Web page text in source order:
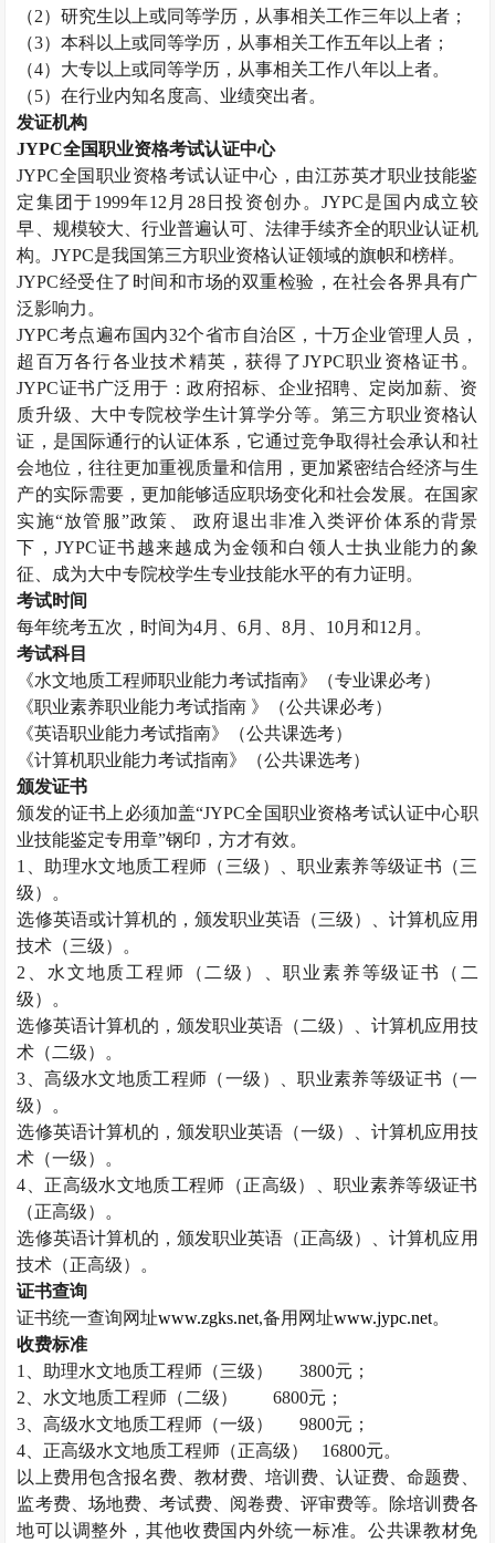
（2）研究生以上或同等学历，从事相关工作三年以上者；
（3）本科以上或同等学历，从事相关工作五年以上者；
（4）大专以上或同等学历，从事相关工作八年以上者。
（5）在行业内知名度高、业绩突出者。
发证机构
JYPC全国职业资格考试认证中心
JYPC全国职业资格考试认证中心，由江苏英才职业技能鉴
定集团于1999年12 月 28日投资创办。 JYPC是国内成立较
早、规模较大、行业普遍认可、法律手续齐全的职业认证机
构。JYPC是我国第三方职业资格认证领域的旗帜和榜样。
JYPC经受住了时间和市场的双重检验，在社会各界具有广
泛影响力。
JYPC考点遍布国内32个省市自治区，十万企业管理人员，
超百万各行各业技术精英，获得了JYPC职业资格证书。
JYPC证书广泛用于：政府招标、企业招聘、定岗加薪、资
质升级、大中专院校学生计算学分等。第三方职业资格认
证，是国际通行的认证体系，它通过竞争取得社会承认和社
会地位，往往更加重视质量和信用，更加紧密结合经济与生
产的实际需要，更加能够适应职场变化和社会发展。在国家
实施“放管服”政策、 政府退出非准入类评价体系的背景
下， JYPC证书越来越成为金领和白领人士执业能力的象
征、成为大中专院校学生专业技能水平的有力证明。
考试时间
每年统考五次，时间为4月、6月、8月、 10月和12 月。
考试科目
《水文地质工程师职业能力考试指南》（专业课必考）
《职业素养职业能力考试指南 》（公共课必考）
《英语职业能力考试指南》（公共课选考）
《计算机职业能力考试指南》（公共课选考）
颁发证书
颁发的证书上必须加盖“JYPC全国职业资格考试认证中心职
业技能鉴定专用章”钢印，方才有效。
1
、助理水文地质工程师（三级）、职业素养等级证书（三
级）。
选修英语或计算机的，颁发职业英语（三级）、计算机应用
技术（三级）。
2 、水文地质工程师（二级）、职业素养等级证书（二
级）。
选修英语计算机的，颁发职业英语（二级）、计算机应用技
术（二级）。
3 、高级水文地质工程师（一级）、职业素养等级证书（一
级）。
选修英语计算机的，颁发职业英语（一级）、计算机应用技
术（一级）。
4 、正高级水文地质工程师（正高级）、职业素养等级证书
（正高级）。
选修英语计算机的，颁发职业英语（正高级）、计算机应用
技术（正高级）。
证书查询
证书统一查询网址www.zgks.net,备用网址www.jypc.net。
收费标准
1
、助理水文地质工程师（三级） 3800元；
2 、水文地质工程师（二级） 6800元；
3 、高级水文地质工程师（一级） 9800元；
4 、正高级水文地质工程师（正高级） 16800元。
以上费用包含报名费、教材费、培训费、认证费、命题费、
监考费、场地费、考试费、阅卷费、评审费等。除培训费各
地可以调整外，其他收费国内外统一标准。公共课教材免